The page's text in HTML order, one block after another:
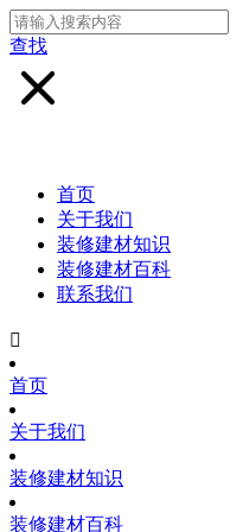
查找
首页
关于我们
装修建材知识
装修建材百科
联系我们

首页
关于我们
装修建材知识
装修建材百科